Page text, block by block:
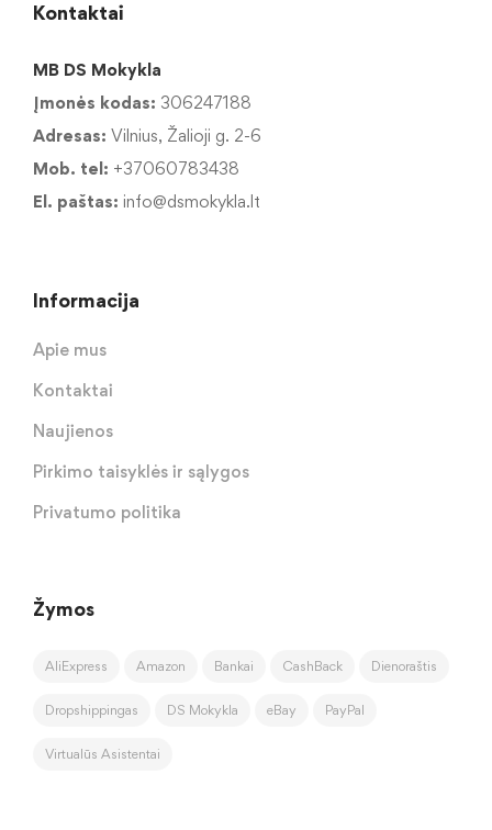
Kontaktai
MB DS Mokykla
Įmonės kodas: 306247188
Adresas: Vilnius, Žalioji g. 2-6
Mob. tel: +37060783438
El. paštas: info@dsmokykla.lt
Informacija
Apie mus
Kontaktai
Naujienos
Pirkimo taisyklės ir sąlygos
Privatumo politika
Žymos
AliExpress Amazon Bankai CashBack Dienoraštis
Dropshippingas DS Mokykla eBay PayPal
Virtualūs Asistentai